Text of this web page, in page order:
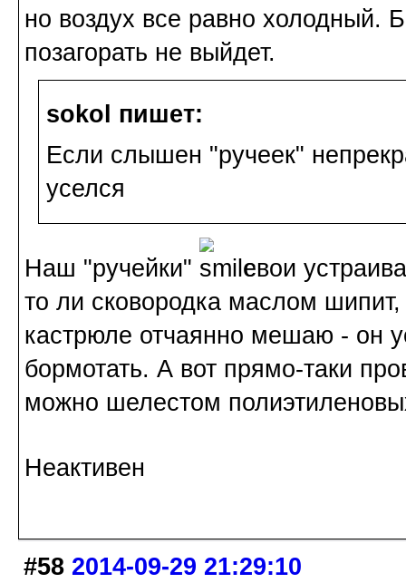
но воздух все равно холодный.
позагорать не выйдет.
sokol пишет:
Если слышен "ручеек"
уселся
Наш "ручейки"
свои
то ли сковородка маслом
кастрюле отчаянно мешаю - он
бормотать. А вот прямо-таки
можно шелестом
Неактивен
#58 2014-09-29 21:29:10